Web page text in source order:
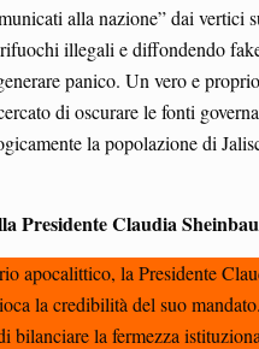
alla nazione” dai vertici
illegali e diffondendo
panico. Un vero e
di oscurare le fonti
la popolazione di
Presidente Claudia
apocalittico, la Presidente
la credibilità del suo
bilanciare la fermezza